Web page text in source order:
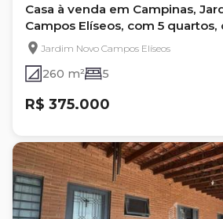
Casa à venda em Campinas,
Campos Elíseos, com 5
Jardim Novo Campos Elíseos
260 m² 5
R$ 375.000